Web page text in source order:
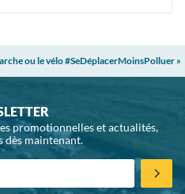
ou le vélo #SeDéplacerMoinsPolluer »
promotionnelles et actualités,
dès maintenant.